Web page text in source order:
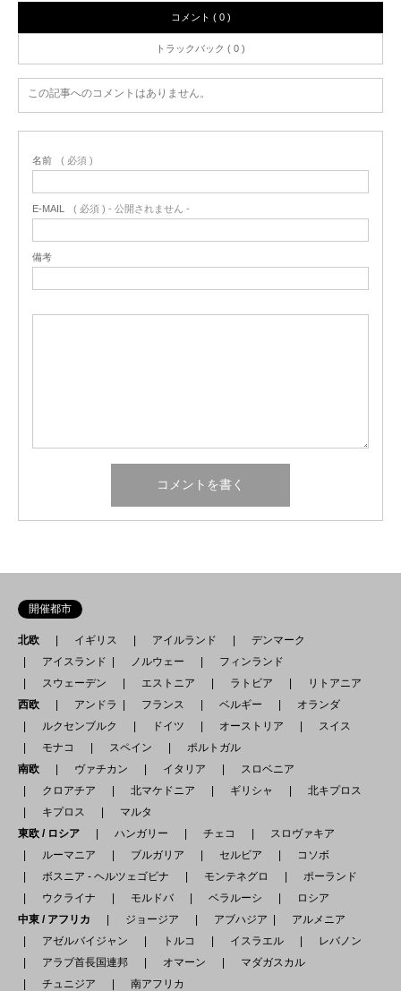
コメント ( 0 )
トラックバック ( 0 )
この記事へのコメントはありません。
名前 ( 必須 )
E-MAIL ( 必須 ) - 公開されません -
備考
開催都市
北欧 イギリス アイルランド
デンマーク
アイスランド
ノルウェー
フィンランド
スウェーデン
エストニア ラトビア
リトアニア
西欧
アンドラ フランス ベルギー
オランダ
ルクセンブルク
ドイツ オーストリア
スイス
モナコ
スペイン
ポルトガル
南欧
ヴァチカン イタリア
スロベニア
クロアチア
北マケドニア ギリシャ
北キプロス
キプロス
マルタ
東欧 / ロシア
ハンガリー チェコ
スロヴァキア
ルーマニア
ブルガリア セルビア
コソボ
ボスニア - ヘルツェゴビナ
モンテネグロ
ポーランド
ウクライナ
モルドバ ベラルーシ
ロシア
中東 / アフリカ
ジョージア アブハジア
アルメニア
アゼルバイジャン
トルコ イスラエル
レバノン
アラブ首長国連邦
オマーン
マダガスカル
チュニジア
南アフリカ